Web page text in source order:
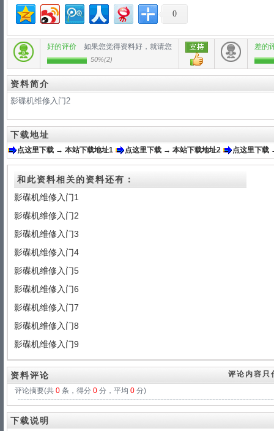
0
好的评价 如果您觉得资料好，就请您
50%(2)
差的
资料简介
影碟机维修入门2
下载地址
点这里下载 → 本站下载地址1 点这里下载 → 本站下载地址2 点这里下载
和此资料相关的资料还有：
影碟机维修入门1
影碟机维修入门2
影碟机维修入门3
影碟机维修入门4
影碟机维修入门5
影碟机维修入门6
影碟机维修入门7
影碟机维修入门8
影碟机维修入门9
资料评论
评论内容只
评论摘要(共 0 条，得分 0 分，平均 0 分)
下载说明